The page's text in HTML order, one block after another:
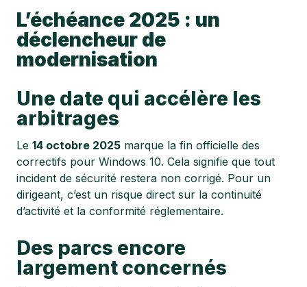
L’échéance 2025 : un
déclencheur de
modernisation
Une date qui accélère les
arbitrages
Le 14 octobre 2025 marque la fin officielle des
correctifs pour Windows 10. Cela signifie que tout
incident de sécurité restera non corrigé. Pour un
dirigeant, c’est un risque direct sur la continuité
d’activité et la conformité réglementaire.
Des parcs encore
largement concernés